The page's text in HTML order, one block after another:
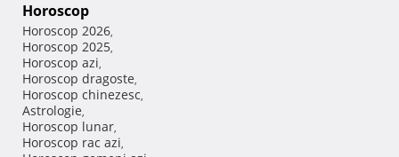
Horoscop
Horoscop 2026,
Horoscop 2025,
Horoscop azi,
Horoscop dragoste,
Horoscop chinezesc,
Astrologie,
Horoscop lunar,
Horoscop rac azi,